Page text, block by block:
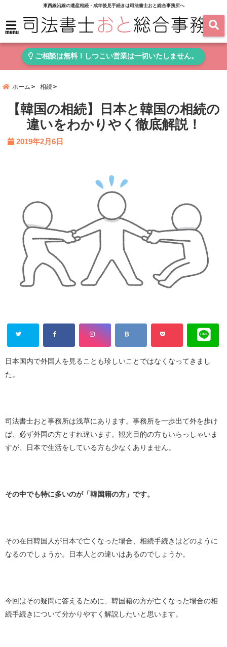
東西線沿線の遺産相続・成年後見手続きは司法書士おと総合事務所へ
menu
ご相談は無料！しつこい営業は一切いたしません。
ホーム 相続
【韓国の相続】日本と韓国の相続の
違いをわかりやく徹底解説！
2019年2月6日
日本国内で外国人を見ることも珍しいことではなくなってきまし
た。
司法書士おと事務所は浅草にあります。事務所を一歩出て外を歩け
ば、必ず外国の方とすれ違います。観光目的の方もいらっしゃいま
すが、日本で生活をしている方も少なくありません。
その中でも特に多いのが「韓国籍の方」です。
その在日韓国人が日本で亡くなった場合、相続手続きはどのように
なるのでしょうか。日本人との違いはあるのでしょうか。
今回はその疑問に答えるために、韓国籍の方が亡くなった場合の相
続手続きについて分かりやすく解説したいと思います。